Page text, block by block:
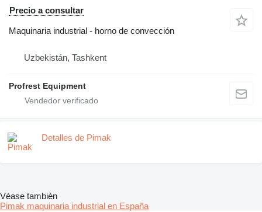
Precio a consultar
Maquinaria industrial - horno de convección
Uzbekistán, Tashkent
Profrest Equipment
Detalles de Pimak
Véase también
Pimak maquinaria industrial en España